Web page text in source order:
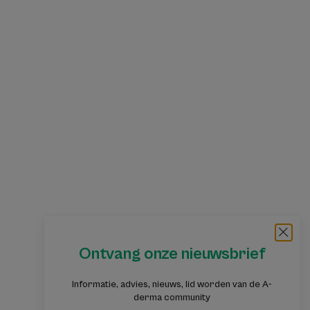
Ontvang onze nieuwsbrief
Informatie, advies, nieuws, lid worden van de A-
derma community